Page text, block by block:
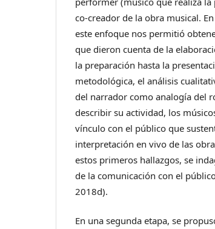
co-creador de la obra musical.
este enfoque nos permitió
que dieron cuenta de la
la preparación hasta la
metodológica, el análisis
del narrador como analogía del
describir su actividad, los
vínculo con el público que
interpretación en vivo de las
estos primeros hallazgos, se
de la comunicación con el
2018d).
En una segunda etapa, se